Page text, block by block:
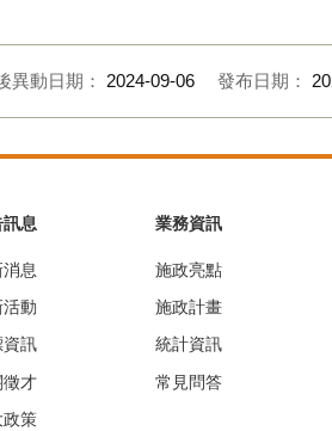
異動日期： 2024-09-06 發布日期：
訊息
息
動
資訊
徵才
政策
業務資訊
施政亮點
施政計畫
統計資訊
常見問答